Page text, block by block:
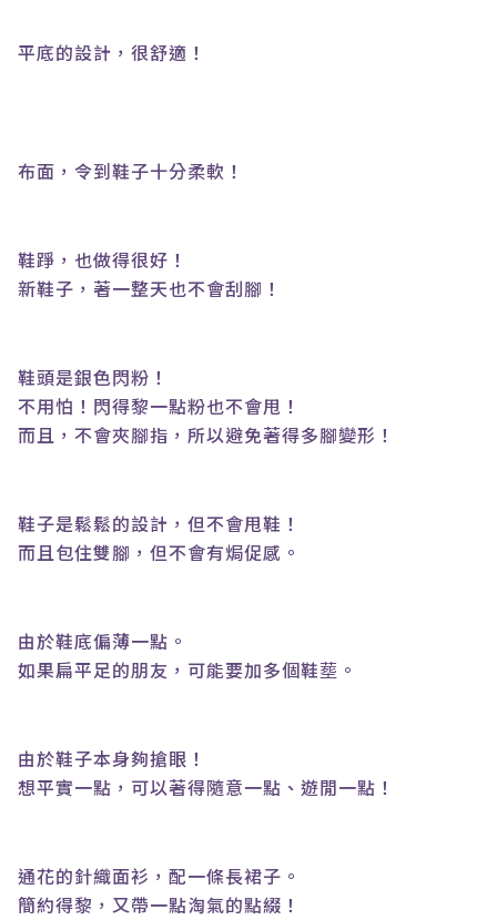
平底的設計，很舒適！
布面，令到鞋子十分柔軟！
鞋踭，也做得很好！
新鞋子，著一整天也不會刮腳！
鞋頭是銀色閃粉！
不用怕！閃得黎一點粉也不會甩！
而且，不會夾腳指，所以避免著得多腳變形！
鞋子是鬆鬆的設計，但不會甩鞋！
而且包住雙腳，但不會有焗促感。
由於鞋底偏薄一點。
如果扁平足的朋友，可能要加多個鞋塟。
由於鞋子本身夠搶眼！
想平實一點，可以著得隨意一點、遊閒一點！
通花的針織面衫，配一條長裙子。
簡約得黎，又帶一點淘氣的點綴！